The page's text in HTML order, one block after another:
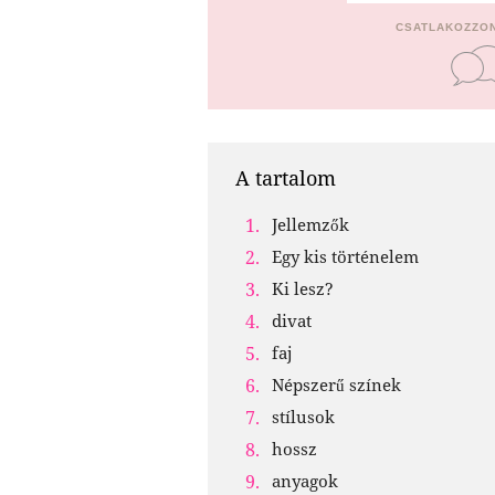
A tartalom
Jellemzők
Egy kis történelem
Ki lesz?
divat
faj
Népszerű színek
stílusok
hossz
anyagok